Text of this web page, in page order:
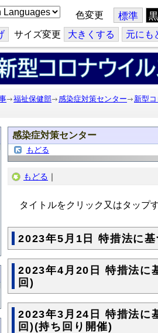
色変更 標準 黒
サイズ変更 大きくする 元にも
福祉保健部 感染症対策センター 新型
感染症対策センター
もどる
もどる ｜
タイトルをクリック又はタップ
2023年5月1日 特措法に
2023年4月20日 特措法に
回)
2023年3月24日 特措法に
回)(持ち回り開催)